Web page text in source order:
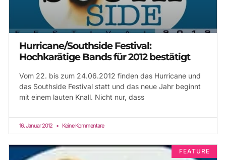
Hurricane/Southside Festival:
Hochkarätige Bands für 2012 bestätigt
Vom 22. bis zum 24.06.2012 finden das Hurricane und
das Southside Festival statt und das neue Jahr beginnt
mit einem lauten Knall. Nicht nur, dass
16. Januar 2012 Keine Kommentare
FEATURE